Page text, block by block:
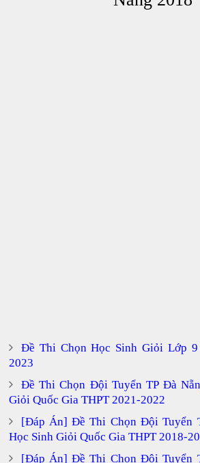
Đề Thi Chọn Học Sinh Giỏi Lớp 9
2023
Đề Thi Chọn Đội Tuyển TP Đà
Giỏi Quốc Gia THPT 2021-2022
[Đáp Án] Đề Thi Chọn Đội Tuyển
Học Sinh Giỏi Quốc Gia THPT 2018-
[Đáp Án] Đề Thi Chọn Đội Tuyển